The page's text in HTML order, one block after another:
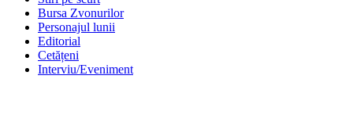
Bursa Zvonurilor
Personajul lunii
Editorial
Cetățeni
Interviu/Eveniment